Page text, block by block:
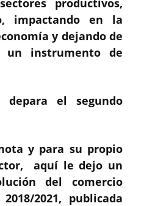
impactando en la
y dejando de
un instrumento de
depara el segundo
y para su propio
aquí le dejo un
del comercio
2021, publicada